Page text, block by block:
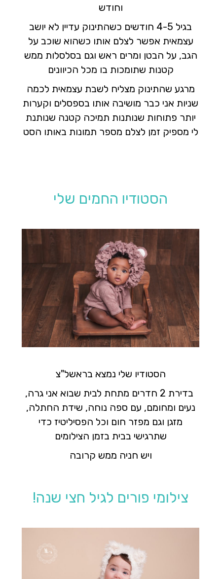
וחודש
בגיל 4-5 חודשים כשהתינוק עדיין לא יושב
עצמאית אפשר לצלם אותו כשהוא שוכב על
הגב, על הבטן ומרים ראש וגם בסלסלות ממש
קטנות שתומכות בו מכל הכיוונים
מרגע שהתינוק מצליח לשבת עצמאית לכמה
שניות אני כבר מושיבה אותו בספסלים וקערות
יותר פתוחות שנותנות תמיכה קטנה שנותנת
לי מספיק זמן לצלם מספר תמונות באותו הסט
הסטודיו החמים שלי
הסטודיו שלי נמצא בראשל"צ
בדירת 2 חדרים מתחת לבית שבוא אני גרה,
נעים ומחומם, עם ספה נוחה, שידת החתלה,
מזגן וגם מפזר חום וכל הפסיליטיז כדי
שתרגישי בבית בזמן הצילומים
ויש חניה ממש קרובה
צילומי פורים לגיל חצי שנה!